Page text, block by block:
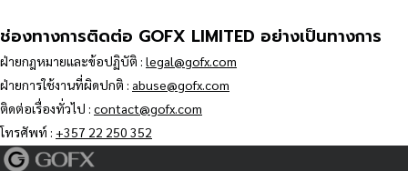
ช่องทางการติดต่อ GOFX LIMITED อย่างเป็นทางการ
ฝ่ายกฎหมายและข้อปฏิบัติ : legal@gofx.com
ฝ่ายการใช้งานที่ผิดปกติ : abuse@gofx.com
ติดต่อเรื่องทั่วไป : contact@gofx.com
โทรศัพท์ : +357 22 250 352